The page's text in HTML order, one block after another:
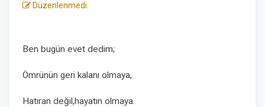
Düzenlenmedi
Ben bugün evet dedim;
Ömrünün geri kalanı olmaya,
Hatıran değil,hayatın olmaya.